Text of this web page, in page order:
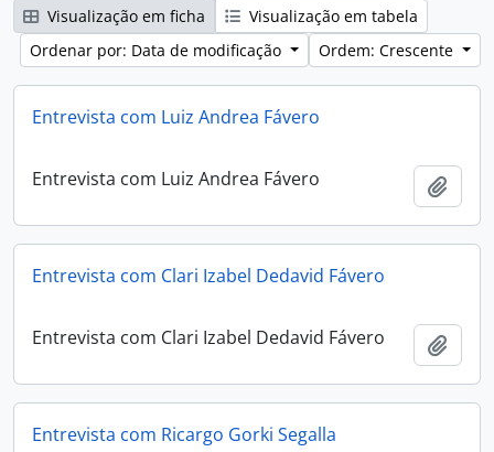
Visualização em ficha
Visualização em tabela
Ordenar por: Data de modificação
Ordem: Crescente
Entrevista com Luiz Andrea Fávero
Entrevista com Luiz Andrea Fávero
Entrevista com Clari Izabel Dedavid Fávero
Entrevista com Clari Izabel Dedavid Fávero
Entrevista com Ricargo Gorki Segalla